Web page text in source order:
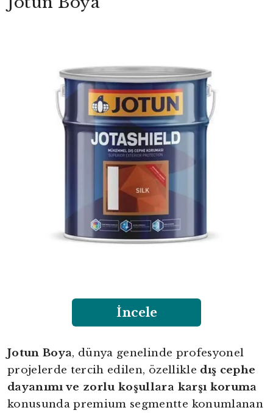
İncele
Jotun Boya, dünya genelinde profesyonel
projelerde tercih edilen, özellikle dış cephe
dayanımı ve zorlu koşullara karşı koruma
konusunda premium segmentte konumlanan